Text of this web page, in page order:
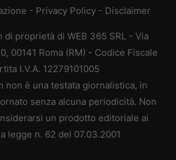
- Privacy Policy - Disclaimer
di proprietà di WEB 365 SRL - Via
00141 Roma (RM) - Codice Fiscale
I.V.A. 12279101005
non è una testata giornalistica, in
senza alcuna periodicità. Non
un prodotto editoriale ai
legge n. 62 del 07.03.2001